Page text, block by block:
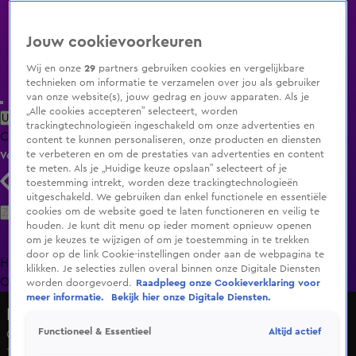
Uitzending Gemist Populaire programma's Zenders Genres
ClipsFilmsRadioSmart TV inlogShop
Volg KIJK
Zoeken
HomeUitzending Gemist Programma's De Bondgenoten
OranjezomerLivestreamsShop
Ongeval met auto's in Bergen op Zoom
14 juni 2025, 17:58
Jouw cookievoorkeuren
Wij en onze29 partners gebruiken cookies en vergelijkbare
technieken om informatie te verzamelen over jou als gebruiker
van onze website(s), jouw gedrag en jouw apparaten. Als je
„Alle cookies accepteren” selecteert, worden
trackingtechnologieën ingeschakeld om onze advertenties en
content te kunnen personaliseren, onze producten en diensten
te verbeteren en om de prestaties van advertenties en content
te meten. Als je „Huidige keuze opslaan” selecteert of je
toestemming intrekt, worden deze trackingtechnologieën
uitgeschakeld. We gebruiken dan enkel functionele en essentiële
cookies om de website goed te laten functioneren en veilig te
houden. Je kunt dit menu op ieder moment opnieuw openen
om je keuzes te wijzigen of om je toestemming in te trekken
door op de link Cookie-instellingen onder aan de webpagina te
klikken. Je selecties zullen overal binnen onze Digitale Diensten
worden doorgevoerd.
Raadpleeg onze Cookieverklaring voor
meer informatie.
Bekijk hier onze Digitale Diensten.
Functioneel & Essentieel Altijd actief